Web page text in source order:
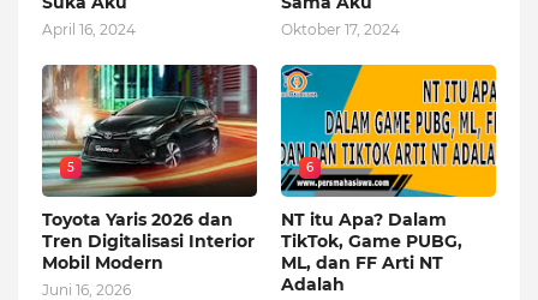
April 16, 2024 Oktober 17, 2024
5
Toyota Yaris 2026 dan
Tren Digitalisasi Interior
Mobil Modern
Juni 16, 2026
6
NT itu Apa? Dalam
TikTok, Game PUBG,
ML, dan FF Arti NT
Adalah